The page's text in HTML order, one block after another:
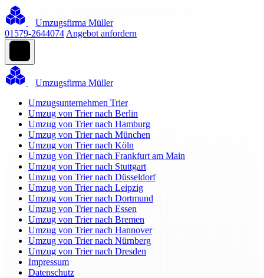
Umzugsfirma Müller
01579-2644074 Angebot anfordern
Umzugsfirma Müller
Umzugsunternehmen Trier
Umzug von Trier nach Berlin
Umzug von Trier nach Hamburg
Umzug von Trier nach München
Umzug von Trier nach Köln
Umzug von Trier nach Frankfurt am Main
Umzug von Trier nach Stuttgart
Umzug von Trier nach Düsseldorf
Umzug von Trier nach Leipzig
Umzug von Trier nach Dortmund
Umzug von Trier nach Essen
Umzug von Trier nach Bremen
Umzug von Trier nach Hannover
Umzug von Trier nach Nürnberg
Umzug von Trier nach Dresden
Impressum
Datenschutz